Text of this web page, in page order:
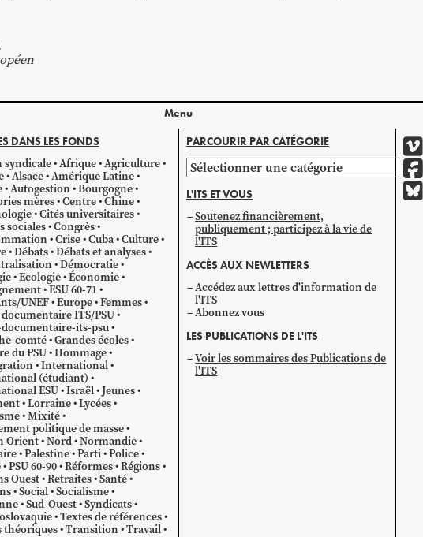
Menu
DANS LES FONDS
syndicale Afrique Agriculture
Alsace Amérique Latine
Autogestion Bourgogne
mères Centre Chine
Cités universitaires
sociales Congrès
Crise Cuba Culture
Débats Débats et analyses
Démocratie
Ecologie Économie
ESU 60-71
UNEF Europe Femmes
ITS/PSU
its-psu
comté Grandes écoles
du PSU Hommage
International
(étudiant)
ESU Israël Jeunes
Lorraine Lycées
Mixité
politique de masse
Orient Nord Normandie
Palestine Parti Police
PSU 60-90 Réformes Régions
Ouest Retraites Santé
Social Socialisme
Sud-Ouest Syndicats
Textes de références
théoriques Transition Travail
PARCOURIR PAR CATÉGORIE
Parcourir
par
catégorie
L'ITS ET VOUS
Soutenez financièrement,
publiquement ; participez à la vie de
l'ITS
ACCÈS AUX NEWLETTERS
Accédez aux lettres d'information de
l'ITS
Abonnez vous
LES PUBLICATIONS DE L'ITS
Voir les sommaires des Publications de
l'ITS